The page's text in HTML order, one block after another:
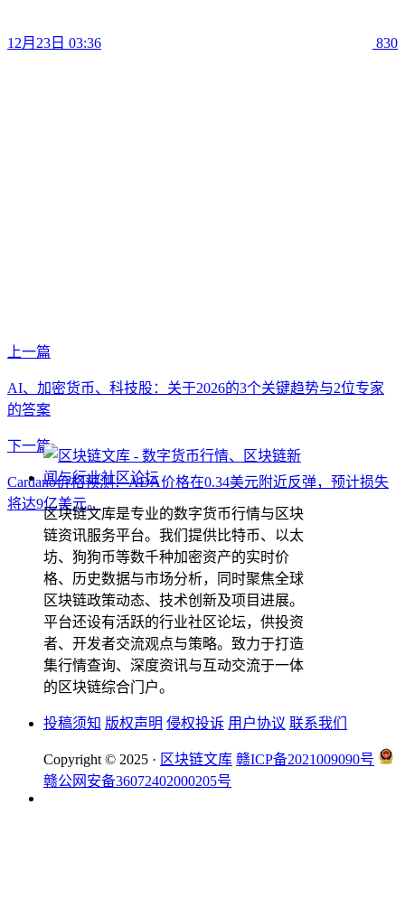
12月23日 03:36 830
上一篇
AI、加密货币、科技股：关于2026的3个关键趋势与2位专家
的答案
下一篇
Cardano价格预测：ADA价格在0.34美元附近反弹，预计损失
将达9亿美元。
区块链文库是专业的数字货币行情与区块
链资讯服务平台。我们提供比特币、以太
坊、狗狗币等数千种加密资产的实时价
格、历史数据与市场分析，同时聚焦全球
区块链政策动态、技术创新及项目进展。
平台还设有活跃的行业社区论坛，供投资
者、开发者交流观点与策略。致力于打造
集行情查询、深度资讯与互动交流于一体
的区块链综合门户。
投稿须知 版权声明 侵权投诉 用户协议 联系我们
Copyright © 2025 · 区块链文库 赣ICP备2021009090号
赣公网安备36072402000205号